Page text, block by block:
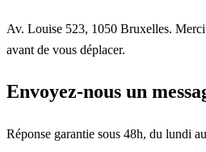
Av. Louise 523, 1050 Bruxelles.
avant de vous déplacer.
Envoyez-nous un
Réponse garantie sous 48h, du lundi